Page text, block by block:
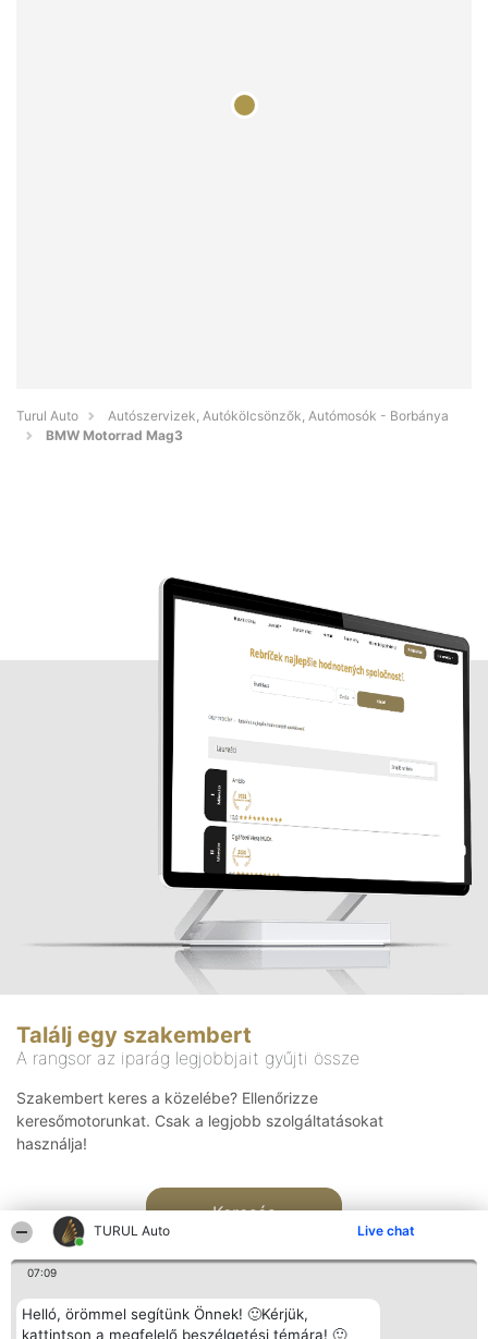
TURUL Auto Live chat
07:09
Helló, örömmel segítünk Önnek! 🙂Kérjük,
kattintson a megfelelő beszélgetési témára! 🙂
Turul Auto
Autószervizek, Autókölcsönzők, Autómosók - Borbánya
BMW Motorrad Mag3
Találj egy szakembert
A rangsor az iparág legjobbjait gyűjti össze
Szakembert keres a közelébe? Ellenőrizze
keresőmotorunkat. Csak a legjobb szolgáltatásokat
használja!
Keresés